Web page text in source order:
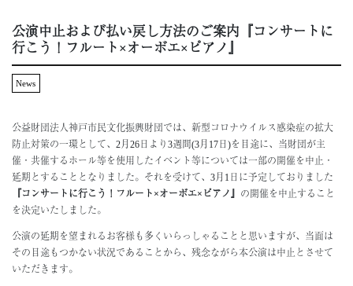
公演中止および払い戻し方法のご案内『コンサートに
行こう！フルート×オーボエ×ピアノ』
News
公益財団法人神戸市民文化振興財団では、新型コロナウイルス感染症の拡大
防止対策の一環として、2月26日より3週間(3月17日)を目途に、当財団が主
催・共催するホール等を使用したイベント等については一部の開催を中止・
延期とすることとなりました。それを受けて、3月1日に予定しておりました
『コンサートに行こう！フルート×オーボエ×ピアノ』 の開催を中止すること
を決定いたしました。
公演の延期を望まれるお客様も多くいらっしゃることと思いますが、当面は
その目途もつかない状況であることから、残念ながら本公演は中止とさせて
いただきます。
実施要項
配信
過去大会
ミッション・歴史
組織
地域・社会連携
神戸市
Support
サポーター一覧
ご寄附のお願い